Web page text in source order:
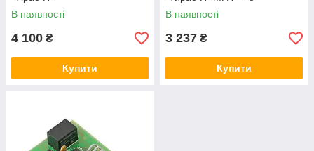
В наявності
4 100 ₴
Купити
В наявності
3 237 ₴
Купити